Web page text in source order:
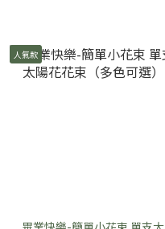
人氣款